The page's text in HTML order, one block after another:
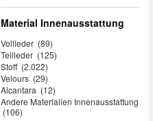
Material Innenausstattung
Vollleder (89)
Teilleder (125)
Stoff (2.022)
Velours (29)
Alcantara (12)
Andere Materialien Innenausstattung
(106)